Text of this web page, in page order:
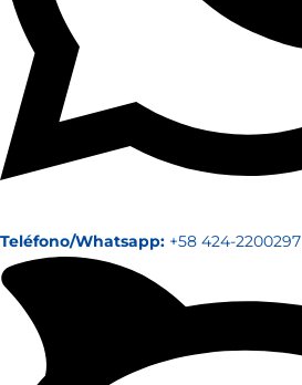
Teléfono/Whatsapp: +58 424-2200297